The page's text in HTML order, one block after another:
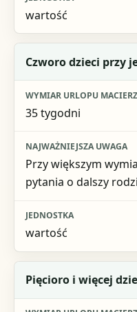
wartość
Czworo dzieci przy
35 tygodni
Przy większym
pytania o dalszy
wartość
Pięcioro i więcej